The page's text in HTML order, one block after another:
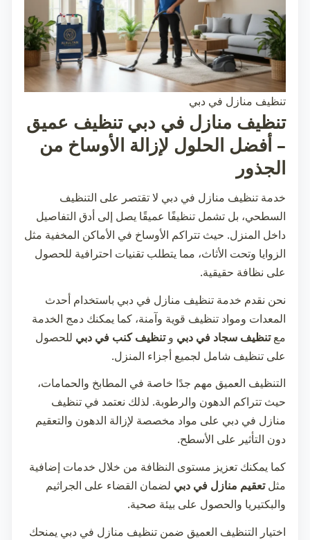
تنظيف منازل في دبي
تنظيف منازل في دبي تنظيف عميق
– أفضل الحلول لإزالة الأوساخ من
الجذور
خدمة تنظيف منازل في دبي لا تقتصر على التنظيف
السطحي، بل تشمل تنظيفًا عميقًا يصل إلى أدق التفاصيل
داخل المنزل. حيث تتراكم الأوساخ في الأماكن المخفية مثل
الزوايا وتحت الأثاث، مما يتطلب تقنيات احترافية للحصول
على نظافة حقيقية.
نحن نقدم خدمة تنظيف منازل في دبي باستخدام أحدث
المعدات ومواد تنظيف قوية وآمنة، كما يمكنك دمج الخدمة
معتنظيف سجاد في دبي وتنظيف كنب في دبي للحصول
على تنظيف شامل لجميع أجزاء المنزل.
التنظيف العميق مهم جدًا خاصة في المطابخ والحمامات،
حيث تتراكم الدهون والرطوبة. لذلك نعتمد في تنظيف
منازل في دبي على مواد مخصصة لإزالة الدهون والتعقيم
دون التأثير على الأسطح.
كما يمكنك تعزيز مستوى النظافة من خلال خدمات إضافية
مثلتعقيم منازل في دبي لضمان القضاء على الجراثيم
والبكتيريا والحصول على بيئة صحية.
اختيار التنظيف العميق ضمن تنظيف منازل في دبي يمنحك